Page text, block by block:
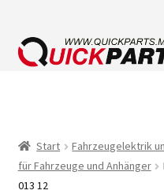
FÖRDERPUMPEN
Start Fahrzeugelektrik
für Fahrzeuge und Anhänger
013 12